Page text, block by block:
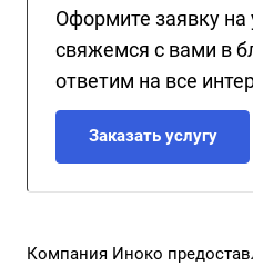
Оформите заявку на
свяжемся с вами в
ответим на все
Заказать услугу
Компания Иноко